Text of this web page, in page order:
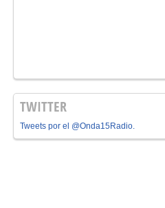
TWITTER
Tweets por el @Onda15Radio.